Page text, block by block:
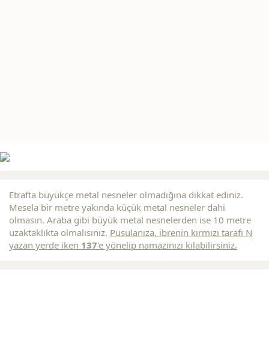
Etrafta büyükçe metal nesneler olmadığına dikkat ediniz.
Mesela bir metre yakında küçük metal nesneler dahi
olmasın. Araba gibi büyük metal nesnelerden ise 10 metre
uzaktaklıkta olmalısınız. Pusulanıza, ibrenin kırmızı tarafı N
yazan yerde iken 137'e yönelip namazınızı kılabilirsiniz.